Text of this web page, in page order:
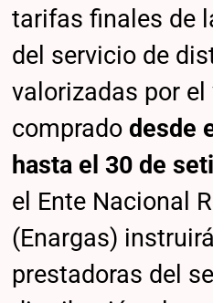
tarifas finales de
del servicio de
valorizadas por
compradodesde
hasta el 30 de
el Ente Nacional
(Enargas)
prestadoras del